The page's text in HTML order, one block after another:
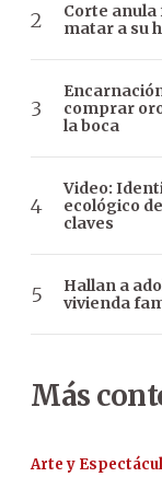
Corte anula
matar a su
comprar
la boca
Video:
ecológico
claves
Hallan a
vivienda
Más
Arte y